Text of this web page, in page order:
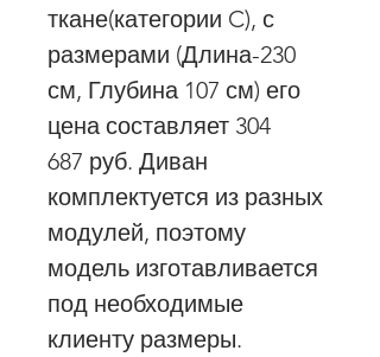
ткане(категории C), с
размерами (Длина-230
см, Глубина 107 см) его
цена составляет 304
687 руб. Диван
комплектуется из разных
модулей, поэтому
модель изготавливается
под необходимые
клиенту размеры.